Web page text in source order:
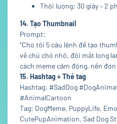
Thời lượng: 30 giây – 2
14. Tạo Thumbnail
Prompt:
“Cho tôi 5 câu lệnh để tạo
về chú chó nhỏ, đôi mắt long
cách meme cảm động, nền
15. Hashtag + Thẻ tag
Hashtag: #SadDog
#AnimalCartoon
Tag: DogMeme, PuppyLife,
CutePupAnimation, Sad Dog